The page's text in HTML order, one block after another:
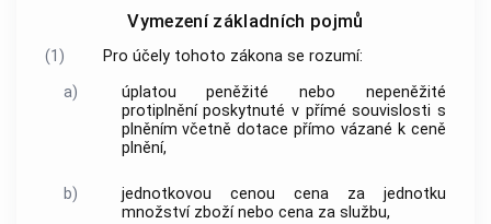
Vymezení základních pojmů
(1)
Pro účely tohoto zákona se rozumí:
a)
úplatou peněžité nebo nepeněžité
protiplnění poskytnuté v přímé souvislosti s
plněním včetně dotace přímo vázané k ceně
plnění,
b) jednotkovou cenou cena za jednotku
množství zboží nebo cena za službu,